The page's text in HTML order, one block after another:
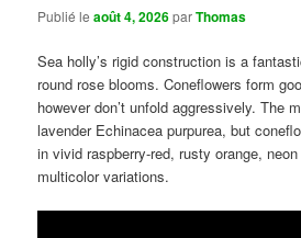
Publié leaoût 4, 2026parThomas
Sea holly’s rigid construction is a
round rose blooms. Coneflowers form
however don’t unfold aggressively. The
lavender Echinacea purpurea, but
in vivid raspberry-red, rusty orange,
multicolor variations.